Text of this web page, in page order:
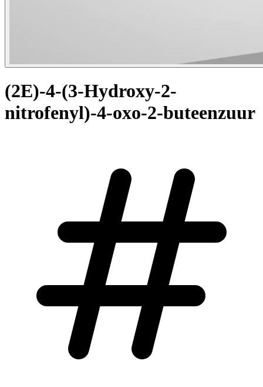
(2E)-4-(3-Hydroxy-2-
nitrofenyl)-4-oxo-2-buteenzuur